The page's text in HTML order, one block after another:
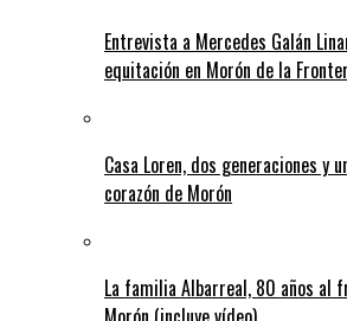
Entrevista a Mercedes Galán
equitación en Morón de la
Casa Loren, dos generaciones y
corazón de Morón
La familia Albarreal, 80 años al